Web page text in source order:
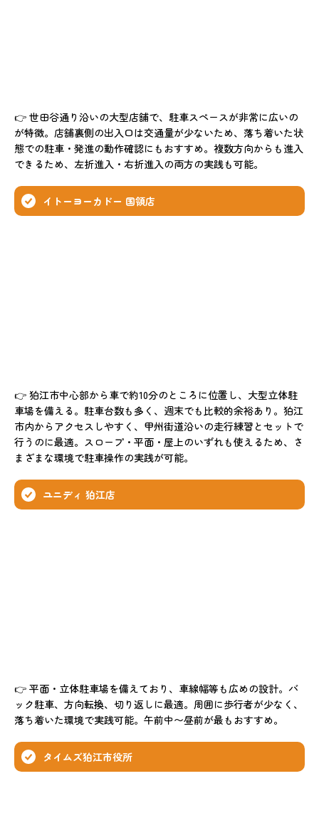
👉 世田谷通り沿いの大型店舗で、駐車スペースが非常に広いの
が特徴。店舗裏側の出入口は交通量が少ないため、落ち着いた状
態での駐車・発進の動作確認にもおすすめ。複数方向からも進入
できるため、左折進入・右折進入の両方の実践も可能。
イトーヨーカドー 国領店
👉 狛江市中心部から車で約10分のところに位置し、大型立体駐
車場を備える。駐車台数も多く、週末でも比較的余裕あり。狛江
市内からアクセスしやすく、甲州街道沿いの走行練習とセットで
行うのに最適。スロープ・平面・屋上のいずれも使えるため、さ
まざまな環境で駐車操作の実践が可能。
ユニディ 狛江店
👉 平面・立体駐車場を備えており、車線幅等も広めの設計。バ
ック駐車、方向転換、切り返しに最適。周囲に歩行者が少なく、
落ち着いた環境で実践可能。午前中〜昼前が最もおすすめ。
タイムズ狛江市役所